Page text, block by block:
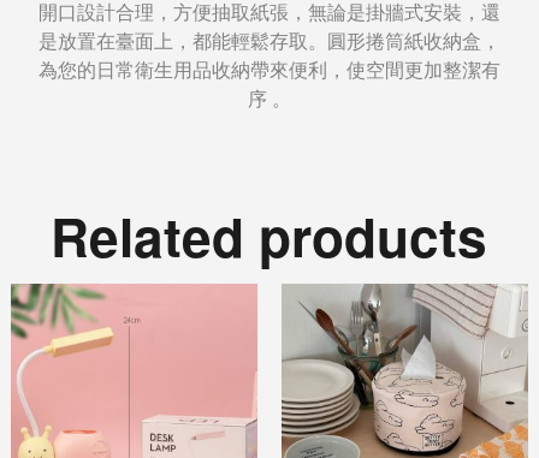
開口設計合理，方便抽取紙張，無論是掛牆式安裝，還
是放置在臺面上，都能輕鬆存取。圓形捲筒紙收納盒，
為您的日常衛生用品收納帶來便利，使空間更加整潔有
序 。
Related products